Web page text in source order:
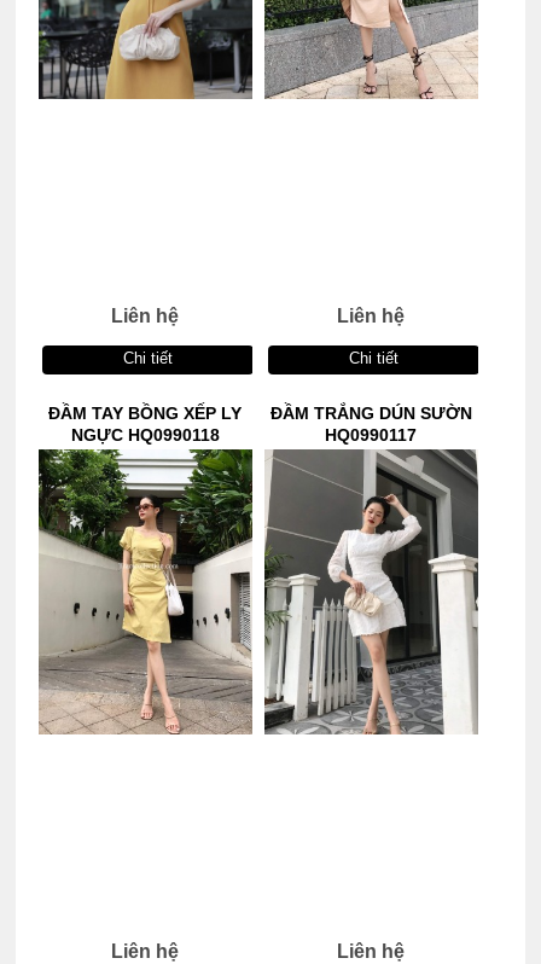
Liên hệ
Chi tiết
Liên hệ
Chi tiết
ĐẦM TAY BỒNG XẾP LY
NGỰC HQ0990118
Liên hệ
ĐẦM TRẮNG DÚN SƯỜN
HQ0990117
Liên hệ